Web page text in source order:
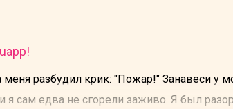
меня разбудил крик: "Пожар!" Занавеси у
сам едва не сгорели заживо. Я был